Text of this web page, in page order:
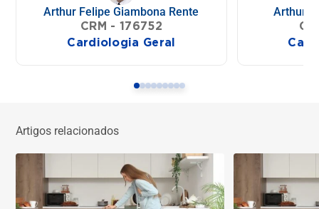
Arthur Felipe Giambona Rente
CRM - 176752
Cardiologia Geral
Arthur
Artigos relacionados